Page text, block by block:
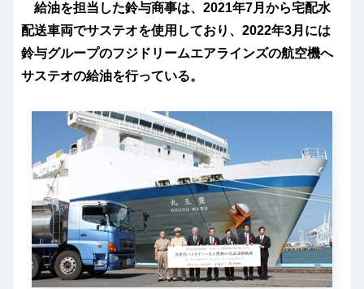
給油を担当した鈴与商事は、2021年7月から宅配水
配送車両でサステオを使用しており、2022年3月には
鈴与グループのフジドリームエアラインズの航空機へ
サステオの給油を行っている。